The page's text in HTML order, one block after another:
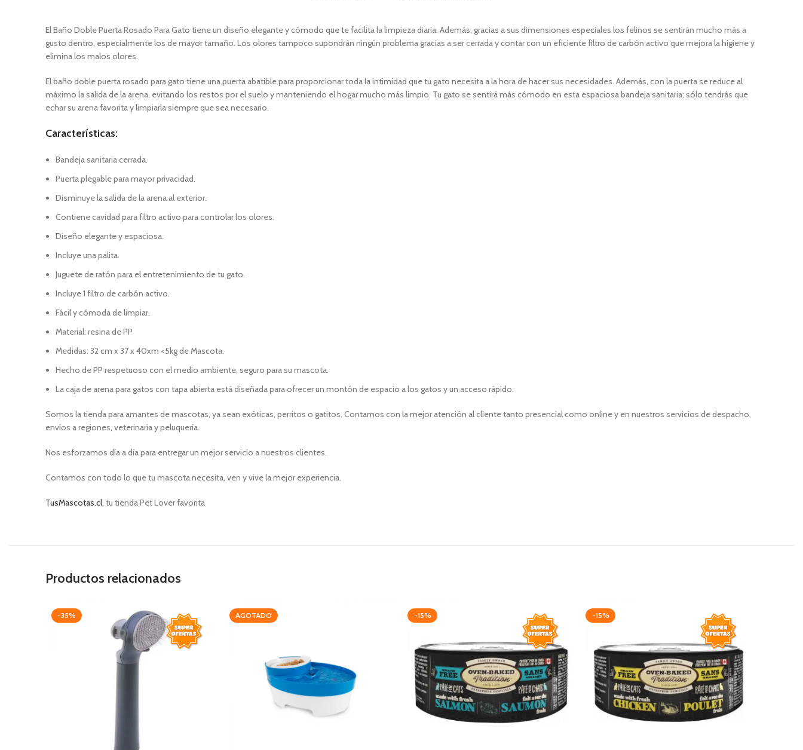
El Baño Doble Puerta Rosado Para Gato tiene un diseño elegante y cómodo que te facilita la limpieza diaria. Además, gracias a sus dimensiones especiales los felinos se sentirán mucho más a
gusto dentro, especialmente los de mayor tamaño. Los olores tampoco supondrán ningún problema gracias a ser cerrada y contar con un eficiente filtro de carbón activo que mejora la higiene y
elimina los malos olores.
El baño doble puerta rosado para gato tiene una puerta abatible para proporcionar toda la intimidad que tu gato necesita a la hora de hacer sus necesidades. Además, con la puerta se reduce al
máximo la salida de la arena, evitando los restos por el suelo y manteniendo el hogar mucho más limpio. Tu gato se sentirá más cómodo en esta espaciosa bandeja sanitaria; sólo tendrás que
echar su arena favorita y limpiarla siempre que sea necesario.
Características:
Bandeja sanitaria cerrada.
Puerta plegable para mayor privacidad.
Disminuye la salida de la arena al exterior.
Contiene cavidad para filtro activo para controlar los olores.
Diseño elegante y espaciosa.
Incluye una palita.
Juguete de ratón para el entretenimiento de tu gato.
Incluye 1 filtro de carbón activo.
Fácil y cómoda de limpiar.
Material: resina de PP
Medidas: 32 cm x 37 x 40xm <5kg de Mascota.
Hecho de PP respetuoso con el medio ambiente, seguro para su mascota.
La caja de arena para gatos con tapa abierta está diseñada para ofrecer un montón de espacio a los gatos y un acceso rápido.
Somos la tienda para amantes de mascotas, ya sean exóticas, perritos o gatitos. Contamos con la mejor atención al cliente tanto presencial como online y en nuestros servicios de despacho,
envíos a regiones, veterinaria y peluquería.
Nos esforzamos día a día para entregar un mejor servicio a nuestros clientes.
Contamos con todo lo que tu mascota necesita, ven y vive la mejor experiencia.
TusMascotas.cl, tu tienda Pet Lover favorita
Productos relacionados
-35% AGOTADO -15% -15%